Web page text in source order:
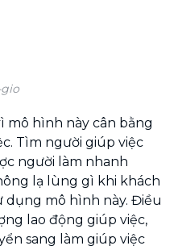
mô hình này cân bằng
Tìm người giúp việc
người làm nhanh
lạ lùng gì khi khách
dụng mô hình này. Điều
lao động giúp việc,
sang làm giúp việc